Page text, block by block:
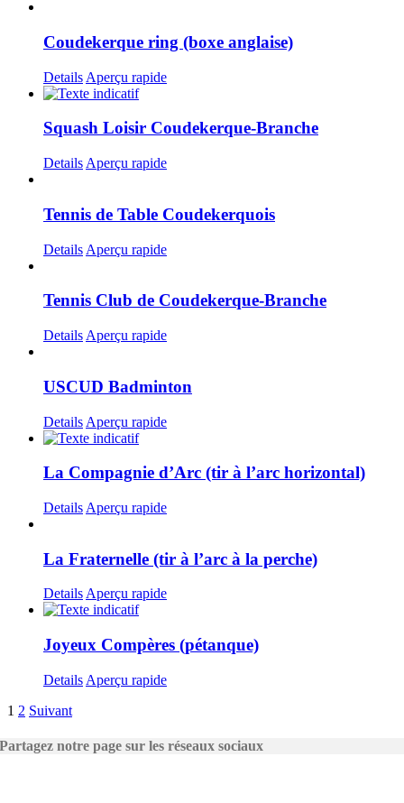
Coudekerque ring (boxe anglaise)
Details Aperçu rapide
Squash Loisir Coudekerque-Branche
Details Aperçu rapide
Tennis de Table Coudekerquois
Details Aperçu rapide
Tennis Club de Coudekerque-Branche
Details Aperçu rapide
USCUD Badminton
Details Aperçu rapide
La Compagnie d’Arc (tir à l’arc horizontal)
Details Aperçu rapide
La Fraternelle (tir à l’arc à la perche)
Details Aperçu rapide
Joyeux Compères (pétanque)
Details Aperçu rapide
1 2 Suivant
Partagez notre page sur les réseaux sociaux